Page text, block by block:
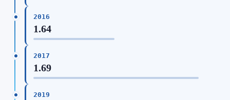
2016
1.64
2017
1.69
2019